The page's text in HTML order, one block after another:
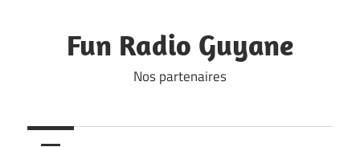
contentFun Radio Guyane
Nos partenaires